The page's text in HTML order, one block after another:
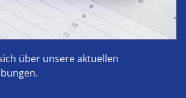
über unsere aktuellen